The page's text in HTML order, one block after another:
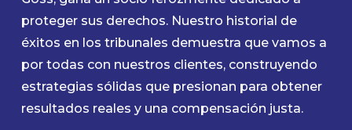
proteger sus derechos. Nuestro historial de
éxitos en los tribunales demuestra que vamos a
por todas con nuestros clientes, construyendo
estrategias sólidas que presionan para obtener
resultados reales y una compensación justa.